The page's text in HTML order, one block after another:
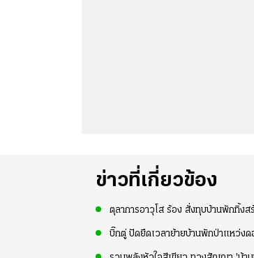
ข่าวที่เกี่ยวข้อง
ตุลาการอาวุโส ร้อง สั่งทุบบ้านพักทิ้ง
บิ๊กตู่ ปัดยืดเวลาย้ายบ้านพักป่าแหว่งด